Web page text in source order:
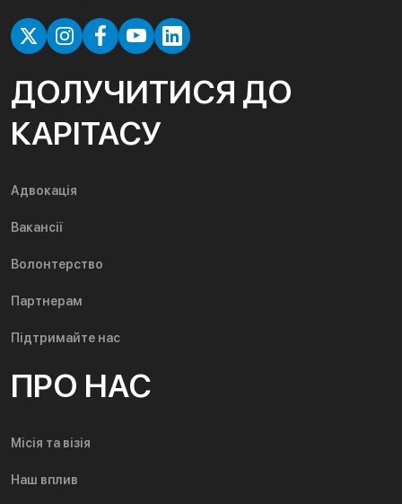
ДОЛУЧИТИСЯ ДО
КАРІТАСУ
Адвокація
Вакансії
Волонтерство
Партнерам
Підтримайте нас
ПРО НАС
Місія та візія
Наш вплив